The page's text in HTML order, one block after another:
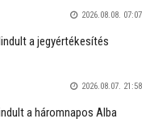
2026.08.08. 07:07
a jegyértékesítés
2026.08.07. 21:58
a háromnapos Alba